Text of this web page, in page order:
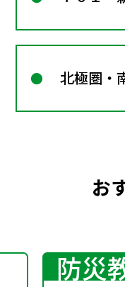
北極圏・
お
防災